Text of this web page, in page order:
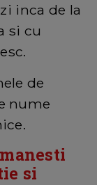
inca de la
si cu
de
nume
si